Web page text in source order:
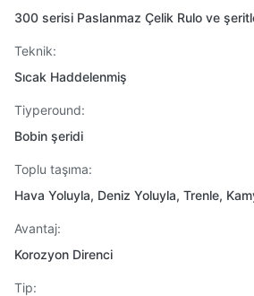
300 serisi Paslanmaz Çelik Rulo ve
Teknik:
Sıcak Haddelenmiş
Tiyperound:
Bobin şeridi
Toplu taşıma:
Hava Yoluyla, Deniz Yoluyla, Trenle,
Avantaj:
Korozyon Direnci
Tip: